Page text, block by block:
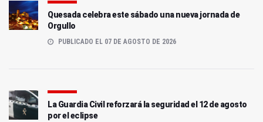
Quesada celebra este sábado una nueva jornada de
Orgullo
PUBLICADO EL 07 DE AGOSTO DE 2026
La Guardia Civil reforzará la seguridad el 12 de agosto
por el eclipse